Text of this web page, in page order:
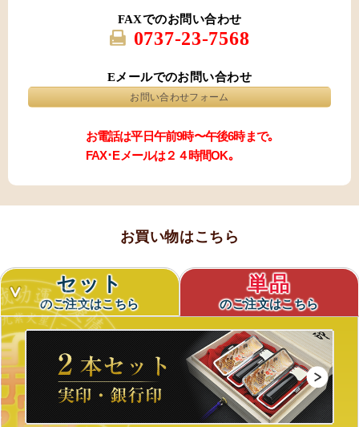
FAXでのお問い合わせ
0737-23-7568
Eメールでのお問い合わせ
お問い合わせフォーム
お電話は平日午前9時〜午後6時まで｡
FAX･Eメールは２４時間OK｡
お買い物はこちら
セット
のご注文はこちら
単品
のご注文はこちら